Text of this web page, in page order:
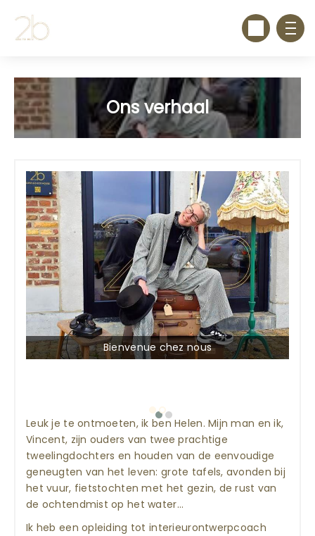
Ons verhaal
Bienvenue chez nous
Leuk je te ontmoeten, ik ben Helen. Mijn man en ik,
Vincent, zijn ouders van twee prachtige
tweelingdochters en houden van de eenvoudige
geneugten van het leven: grote tafels, avonden bij
het vuur, fietstochten met het gezin, de rust van
de ochtendmist op het water...
Ik heb een opleiding tot interieurontwerpcoach